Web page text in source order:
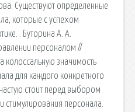
Существуют определенные
которые с успехом
. Буторина А. А.
персоналом //
колоссальную значимость
для каждого конкретного
стоит перед выбором
стимулирования персонала.